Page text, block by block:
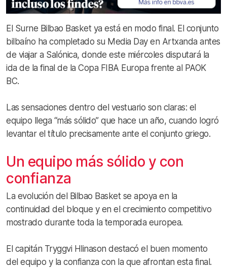
El Surne Bilbao Basket ya está en modo final. El conjunto
bilbaíno ha completado su Media Day en Artxanda antes
de viajar a Salónica, donde este miércoles disputará la
ida de la final de la Copa FIBA Europa frente al PAOK
BC.
Las sensaciones dentro del vestuario son claras: el
equipo llega “más sólido” que hace un año, cuando logró
levantar el título precisamente ante el conjunto griego.
Un equipo más sólido y con
confianza
La evolución del Bilbao Basket se apoya en la
continuidad del bloque y en el crecimiento competitivo
mostrado durante toda la temporada europea.
El capitán Tryggvi Hlinason destacó el buen momento
del equipo y la confianza con la que afrontan esta final.